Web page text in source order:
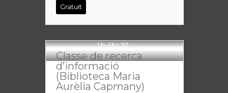
Gratuït
1h-1h i 30
Classe de recerca
d’informació
(Biblioteca Maria
Aurèlia Capmany)